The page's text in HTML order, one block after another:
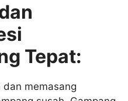
Tepat:
dan memasang